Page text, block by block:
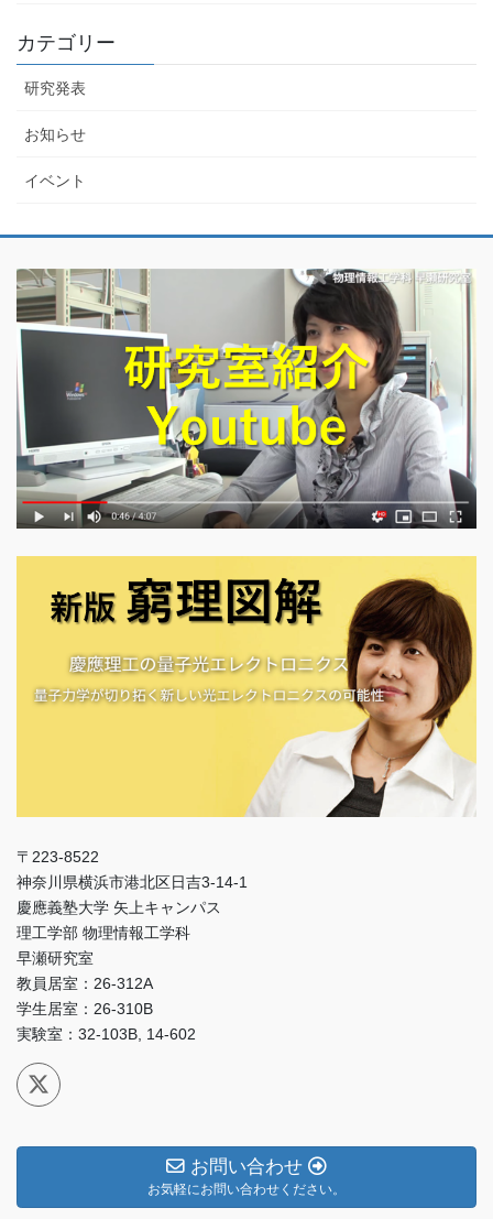
カテゴリー
研究発表
お知らせ
イベント
〒223-8522
神奈川県横浜市港北区日吉3-14-1
慶應義塾大学 矢上キャンパス
理工学部 物理情報工学科
早瀬研究室
教員居室：26-312A
学生居室：26-310B
実験室：32-103B, 14-602
お問い合わせ
お気軽にお問い合わせください。